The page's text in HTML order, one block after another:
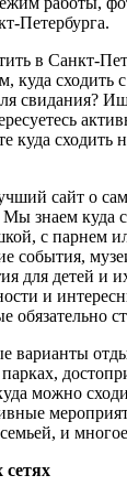
Петербурга.
в Санкт-
куда
свидания?
куда
сайт о
знаем куда
с парнем
события,
для детей и
и
обязательно
варианты
можно
и